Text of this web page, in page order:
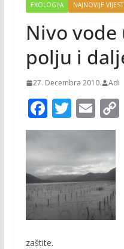
EKOLOGIJA NAJNOVIJE VIJESTI
Nivo vode
polju i
27. Decembra 2010. Adi
F
ac
e
b
o
o
k
T
w
itt
er
E
m
ai
l
C
zaštite.